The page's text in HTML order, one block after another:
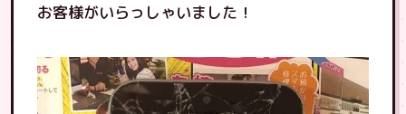
お客様がいらっしゃいました！